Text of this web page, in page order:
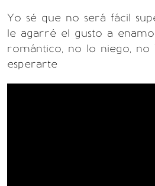
Yo sé que no será fácil
le agarré el gusto a
romántico, no lo niego, no
esperarte